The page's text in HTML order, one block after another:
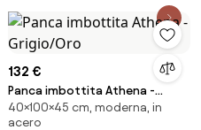
132 €
Panca imbottita Athena -
Grigio/Oro
40×100×45 cm, moderna, in
acero